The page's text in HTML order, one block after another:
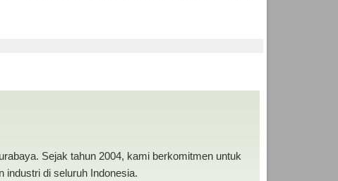
Sejak tahun 2004, kami berkomitmen untuk
industri di seluruh Indonesia.